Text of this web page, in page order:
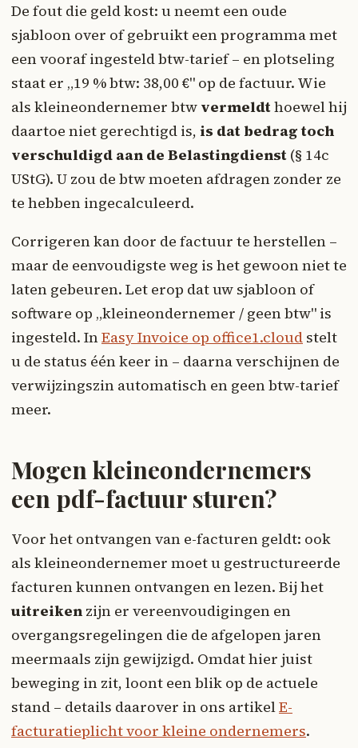
De fout die geld kost: u neemt een oude
sjabloon over of gebruikt een programma met
een vooraf ingesteld btw-tarief – en plotseling
staat er „19 % btw: 38,00 €" op de factuur. Wie
als kleineondernemer btw vermeldthoewel hij
daartoe niet gerechtigd is, is dat bedrag toch
verschuldigd aan de Belastingdienst (§ 14c
UStG). U zou de btw moeten afdragen zonder ze
te hebben ingecalculeerd.
Corrigeren kan door de factuur te herstellen –
maar de eenvoudigste weg is het gewoon niet te
laten gebeuren. Let erop dat uw sjabloon of
software op „kleineondernemer / geen btw" is
ingesteld. InEasy Invoice op office1.cloud stelt
u de status één keer in – daarna verschijnen de
verwijzingszin automatisch en geen btw-tarief
meer.
Mogen kleineondernemers
een pdf-factuur sturen?
Voor het ontvangen van e-facturen geldt: ook
als kleineondernemer moet u gestructureerde
facturen kunnen ontvangen en lezen. Bij het
uitreiken zijn er vereenvoudigingen en
overgangsregelingen die de afgelopen jaren
meermaals zijn gewijzigd. Omdat hier juist
beweging in zit, loont een blik op de actuele
stand – details daarover in ons artikelE-
facturatieplicht voor kleine ondernemers.